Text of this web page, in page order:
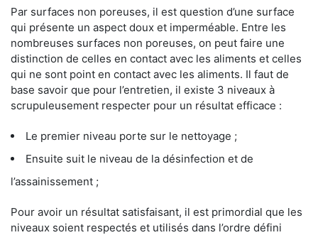
Par surfaces non poreuses, il est question d’une surface
qui présente un aspect doux et imperméable. Entre les
nombreuses surfaces non poreuses, on peut faire une
distinction de celles en contact avec les aliments et celles
qui ne sont point en contact avec les aliments. Il faut de
base savoir que pour l’entretien, il existe 3 niveaux à
scrupuleusement respecter pour un résultat efficace :
Le premier niveau porte sur le nettoyage ;
Ensuite suit le niveau de la désinfection et de
l’assainissement ;
Pour avoir un résultat satisfaisant, il est primordial que les
niveaux soient respectés et utilisés dans l’ordre défini